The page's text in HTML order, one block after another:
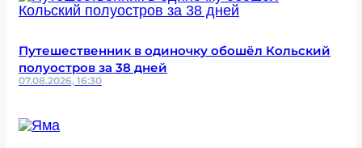
Путешественник в одиночку обошёл Кольский
полуостров за 38 дней
07.08.2026, 16:30